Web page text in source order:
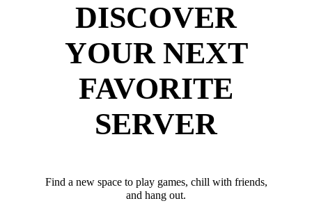
DISCOVER
YOUR NEXT
FAVORITE
SERVER
Find a new space to play games, chill with friends,
and hang out.